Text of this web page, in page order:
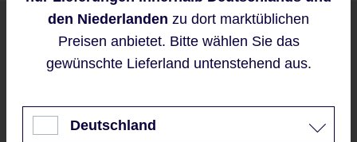
Unser Newsletter
Jetzt Newsletter kostenlos abonnieren und 15% Rabatt
auf Ihre nächste Bestellung bei gardeur erhalten.
den Niederlanden zu dort marktüblichen
Preisen anbietet. Bitte wählen Sie das
gewünschte Lieferland untenstehend aus.
Deutschland
bieten zu können.